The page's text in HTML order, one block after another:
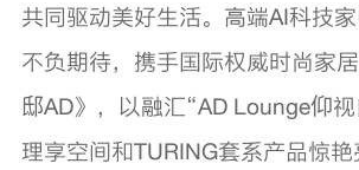
共同驱动美好生活。高端AI科技
不负期待，携手国际权威时尚家
邸AD》，以融汇“AD Lounge仰
理享空间和TURING套系产品惊